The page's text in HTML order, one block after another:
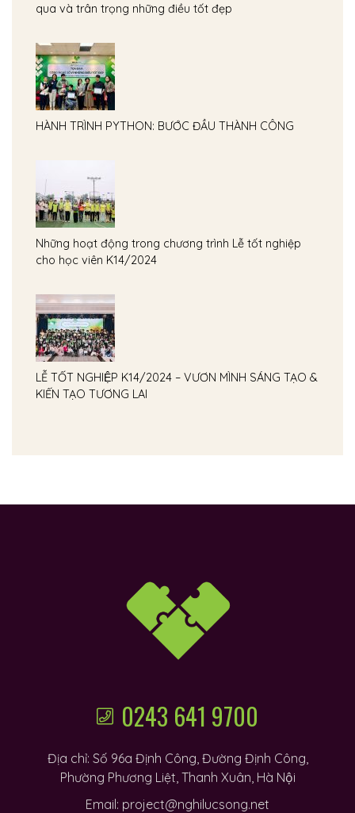
qua và trân trọng những điều tốt đẹp
HÀNH TRÌNH PYTHON: BƯỚC ĐẦU THÀNH CÔNG
Những hoạt động trong chương trình Lễ tốt nghiệp
cho học viên K14/2024
LỄ TỐT NGHIỆP K14/2024 – VƯƠN MÌNH SÁNG TẠO &
KIẾN TẠO TƯƠNG LAI
0243 641 9700
Địa chỉ: Số 96a Định Công, Đường Định Công,
Phường Phương Liệt, Thanh Xuân, Hà Nội
Email: project@nghilucsong.net